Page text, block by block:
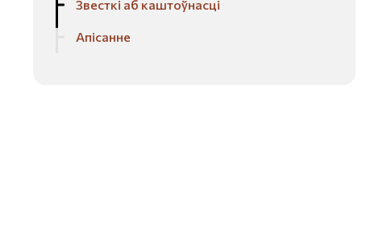
Звесткі аб каштоўнасці
Апісанне